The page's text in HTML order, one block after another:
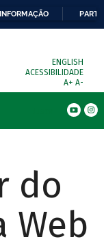
ENGLISH
ACESSIBILIDADE
A+ A-
do
Web